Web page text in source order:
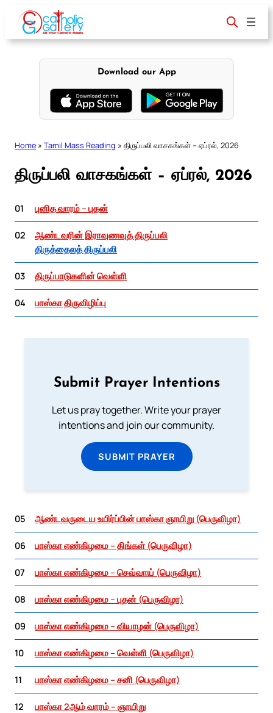
content
Download our App
Home » Tamil Mass Reading » திருப்பலி வாசகங்கள் – ஏப்ரல், 2026
திருப்பலி வாசகங்கள் – ஏப்ரல், 2026
01 புனித வாரம் – புதன்
02
ஆண்டவரின் இராவுணவுத் திருப்பலி
திருத்தைலத் திருப்பலி
03 திருப்பாடுகளின் வெள்ளி
04 பாஸ்கா திருவிழிப்பு
Submit Prayer Intentions
Let us pray together. Write your prayer
intentions and join our community.
SUBMIT PRAYER
05 ஆண்டவருடைய உயிர்ப்பின் பாஸ்கா ஞாயிறு (பெருவிழா)
06 பாஸ்கா எண்கிழமை – திங்கள் (பெருவிழா)
07 பாஸ்கா எண்கிழமை – செவ்வாய் (பெருவிழா)
08 பாஸ்கா எண்கிழமை – புதன் (பெருவிழா)
09 பாஸ்கா எண்கிழமை – வியாழன் (பெருவிழா)
10 பாஸ்கா எண்கிழமை – வெள்ளி (பெருவிழா)
11 பாஸ்கா எண்கிழமை – சனி (பெருவிழா)
12 பாஸ்கா 2ஆம் வாரம் – ஞாயிறு